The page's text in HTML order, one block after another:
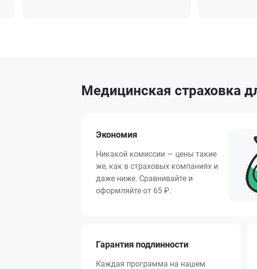
Медицинская страховка
Экономия
Никакой комиссии — цены такие
же, как в страховых компаниях и
даже ниже. Сравнивайте и
оформляйте от 65 ₽.
Гарантия подлинности
Каждая программа на нашем